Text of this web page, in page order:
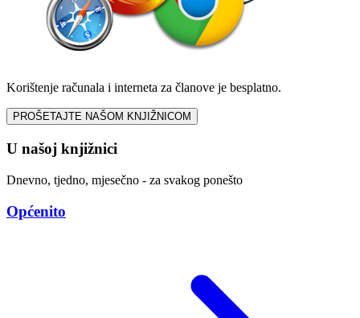
Korištenje računala i interneta za članove je besplatno.
PROŠETAJTE NAŠOM KNJIŽNICOM
U našoj knjižnici
Dnevno, tjedno, mjesečno - za svakog ponešto
Općenito